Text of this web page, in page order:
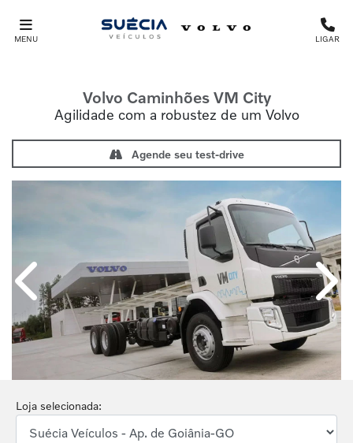
MENU LIGAR
Volvo CaminhõesVM City
Agilidade com a robustez de um Volvo
Agende seu test-drive
Loja selecionada:
Anterior